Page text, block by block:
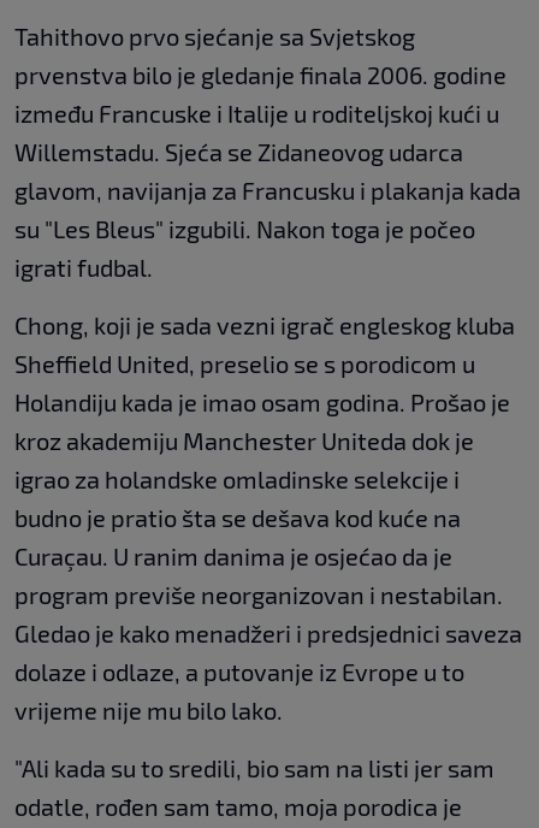
Tahithovo prvo sjećanje sa Svjetskog
prvenstva bilo je gledanje finala 2006. godine
između Francuske i Italije u roditeljskoj kući u
Willemstadu. Sjeća se Zidaneovog udarca
glavom, navijanja za Francusku i plakanja kada
su "Les Bleus" izgubili. Nakon toga je počeo
igrati fudbal.
Chong, koji je sada vezni igrač engleskog kluba
Sheffield United, preselio se s porodicom u
Holandiju kada je imao osam godina. Prošao je
kroz akademiju Manchester Uniteda dok je
igrao za holandske omladinske selekcije i
budno je pratio šta se dešava kod kuće na
Curaçau. U ranim danima je osjećao da je
program previše neorganizovan i nestabilan.
Gledao je kako menadžeri i predsjednici saveza
dolaze i odlaze, a putovanje iz Evrope u to
vrijeme nije mu bilo lako.
"Ali kada su to sredili, bio sam na listi jer sam
odatle, rođen sam tamo, moja porodica je